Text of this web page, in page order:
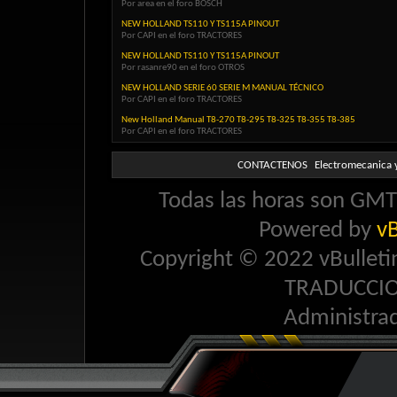
Por area en el foro BOSCH
NEW HOLLAND TS110 Y TS115A PINOUT
Por CAPI en el foro TRACTORES
NEW HOLLAND TS110 Y TS115A PINOUT
Por rasanre90 en el foro OTROS
NEW HOLLAND SERIE 60 SERIE M MANUAL TÉCNICO
Por CAPI en el foro TRACTORES
New Holland Manual T8-270 T8-295 T8-325 T8-355 T8-385
Por CAPI en el foro TRACTORES
CONTACTENOS Electromecanica
Todas las horas son
Powered by
Copyright © 2022